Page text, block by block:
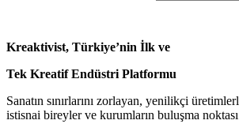
Kreaktivist, Türkiye’nin İlk ve
Tek Kreatif Endüstri Platformu
Sanatın sınırlarını zorlayan, yenilikçi
istisnai bireyler ve kurumların buluşma noktası.